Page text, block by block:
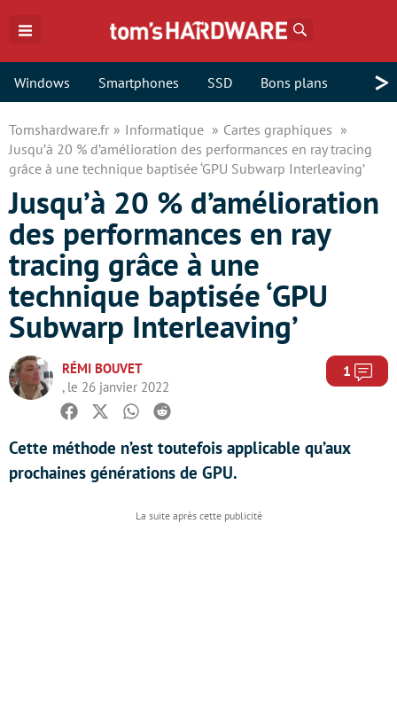
Windows Smartphones SSD Bons plans >
Tomshardware.fr Informatique
Cartes graphiques
Jusqu’à 20 % d’amélioration des performances en ray tracing
grâce à une technique baptisée ‘GPU Subwarp Interleaving’
Jusqu’à 20 % d’amélioration
des performances en ray
tracing grâce à une
technique baptisée ‘GPU
Subwarp Interleaving’
RÉMI BOUVET
, le 26 janvier 2022
1
Facebook
TwitterWhatsapp
Reddit
Cette méthode n’est toutefois applicable qu’aux
prochaines générations de GPU.